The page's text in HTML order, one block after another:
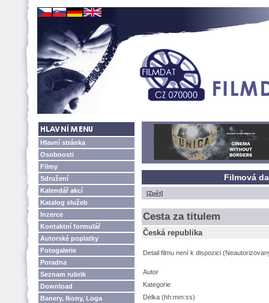
Hlavní stránka
Osobnosti
Filmy
Sdružení
Kalendář akcí
Katalog služeb
Inzerce
Kontaktní formulář
Autorské poplatky
Fotogalerie
Poradna
Seznam rubrik
Download
Banery, Ikony, Loga
Filmová
[Zpět]
Cesta za titulem
Česká republika
Detail filmu není k dispozici
Autor
Kategorie
Délka (hh:mm:ss)